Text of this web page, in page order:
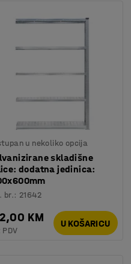
u nekoliko opcija
skladišne
dodatna jedinica:
br.: 21642
KM
PDV
U KOŠARICU